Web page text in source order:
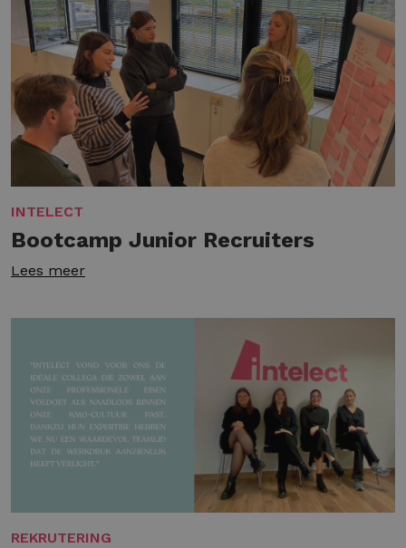
INTELECT
Bootcamp Junior Recruiters
Lees meer
REKRUTERING